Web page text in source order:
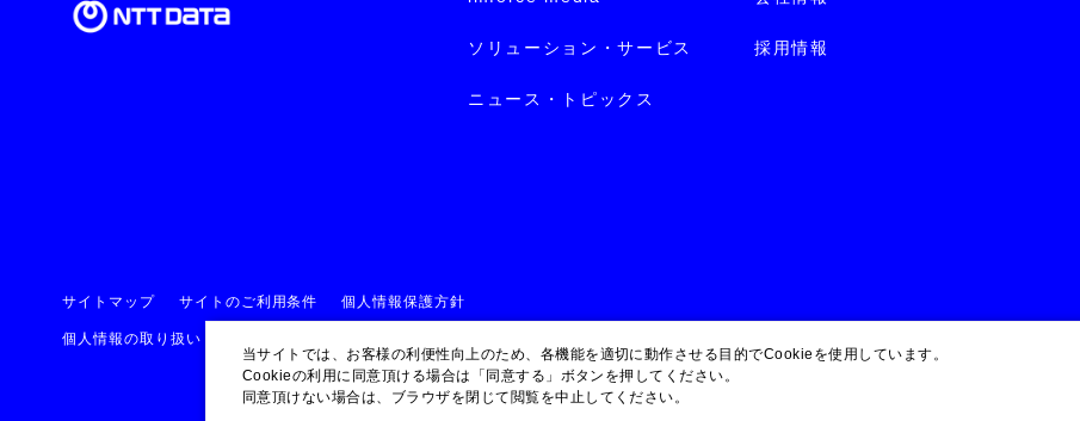
ソリューション・サービス
ニュース・トピックス
採用情報
サイトマップ サイトのご利用条件 個人情報保護方針
個人情報の取り扱い
当サイトでは、お客様の利便性向上のため、各機能を適切に動作させる目的でCookieを使用しています。
Cookieの利用に同意頂ける場合は「同意する」ボタンを押してください。
同意頂けない場合は、ブラウザを閉じて閲覧を中止してください。